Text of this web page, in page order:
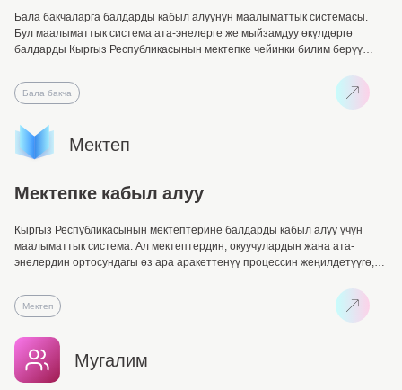
Бала бакчаларга балдарды кабыл алуунун маалыматтык системасы.
Бул маалыматтык система ата-энелерге же мыйзамдуу өкүлдөргө
балдарды Кыргыз Республикасынын мектепке чейинки билим берүү
Бала бакча
Мектеп
Мектепке кабыл алуу
Кыргыз Республикасынын мектептерине балдарды кабыл алуу үчүн
маалыматтык система. Ал мектептердин, окуучулардын жана ата-
энелердин ортосундагы өз ара аракеттенүү процессин жеңилдетүүгө,
кылууга жардам берет.
Мектеп
Мугалим